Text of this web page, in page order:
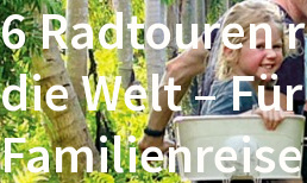
6 Radtouren
die Welt –